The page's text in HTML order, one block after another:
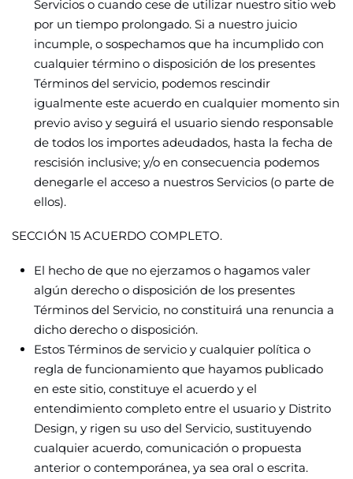
Servicios o cuando cese de utilizar nuestro sitio web
por un tiempo prolongado. Si a nuestro juicio
incumple, o sospechamos que ha incumplido con
cualquier término o disposición de los presentes
Términos del servicio, podemos rescindir
igualmente este acuerdo en cualquier momento sin
previo aviso y seguirá el usuario siendo responsable
de todos los importes adeudados, hasta la fecha de
rescisión inclusive; y/o en consecuencia podemos
denegarle el acceso a nuestros Servicios (o parte de
ellos).
SECCIÓN 15 ACUERDO COMPLETO.
El hecho de que no ejerzamos o hagamos valer
algún derecho o disposición de los presentes
Términos del Servicio, no constituirá una renuncia a
dicho derecho o disposición.
Estos Términos de servicio y cualquier política o
regla de funcionamiento que hayamos publicado
en este sitio, constituye el acuerdo y el
entendimiento completo entre el usuario y Distrito
Design, y rigen su uso del Servicio, sustituyendo
cualquier acuerdo, comunicación o propuesta
anterior o contemporánea, ya sea oral o escrita.